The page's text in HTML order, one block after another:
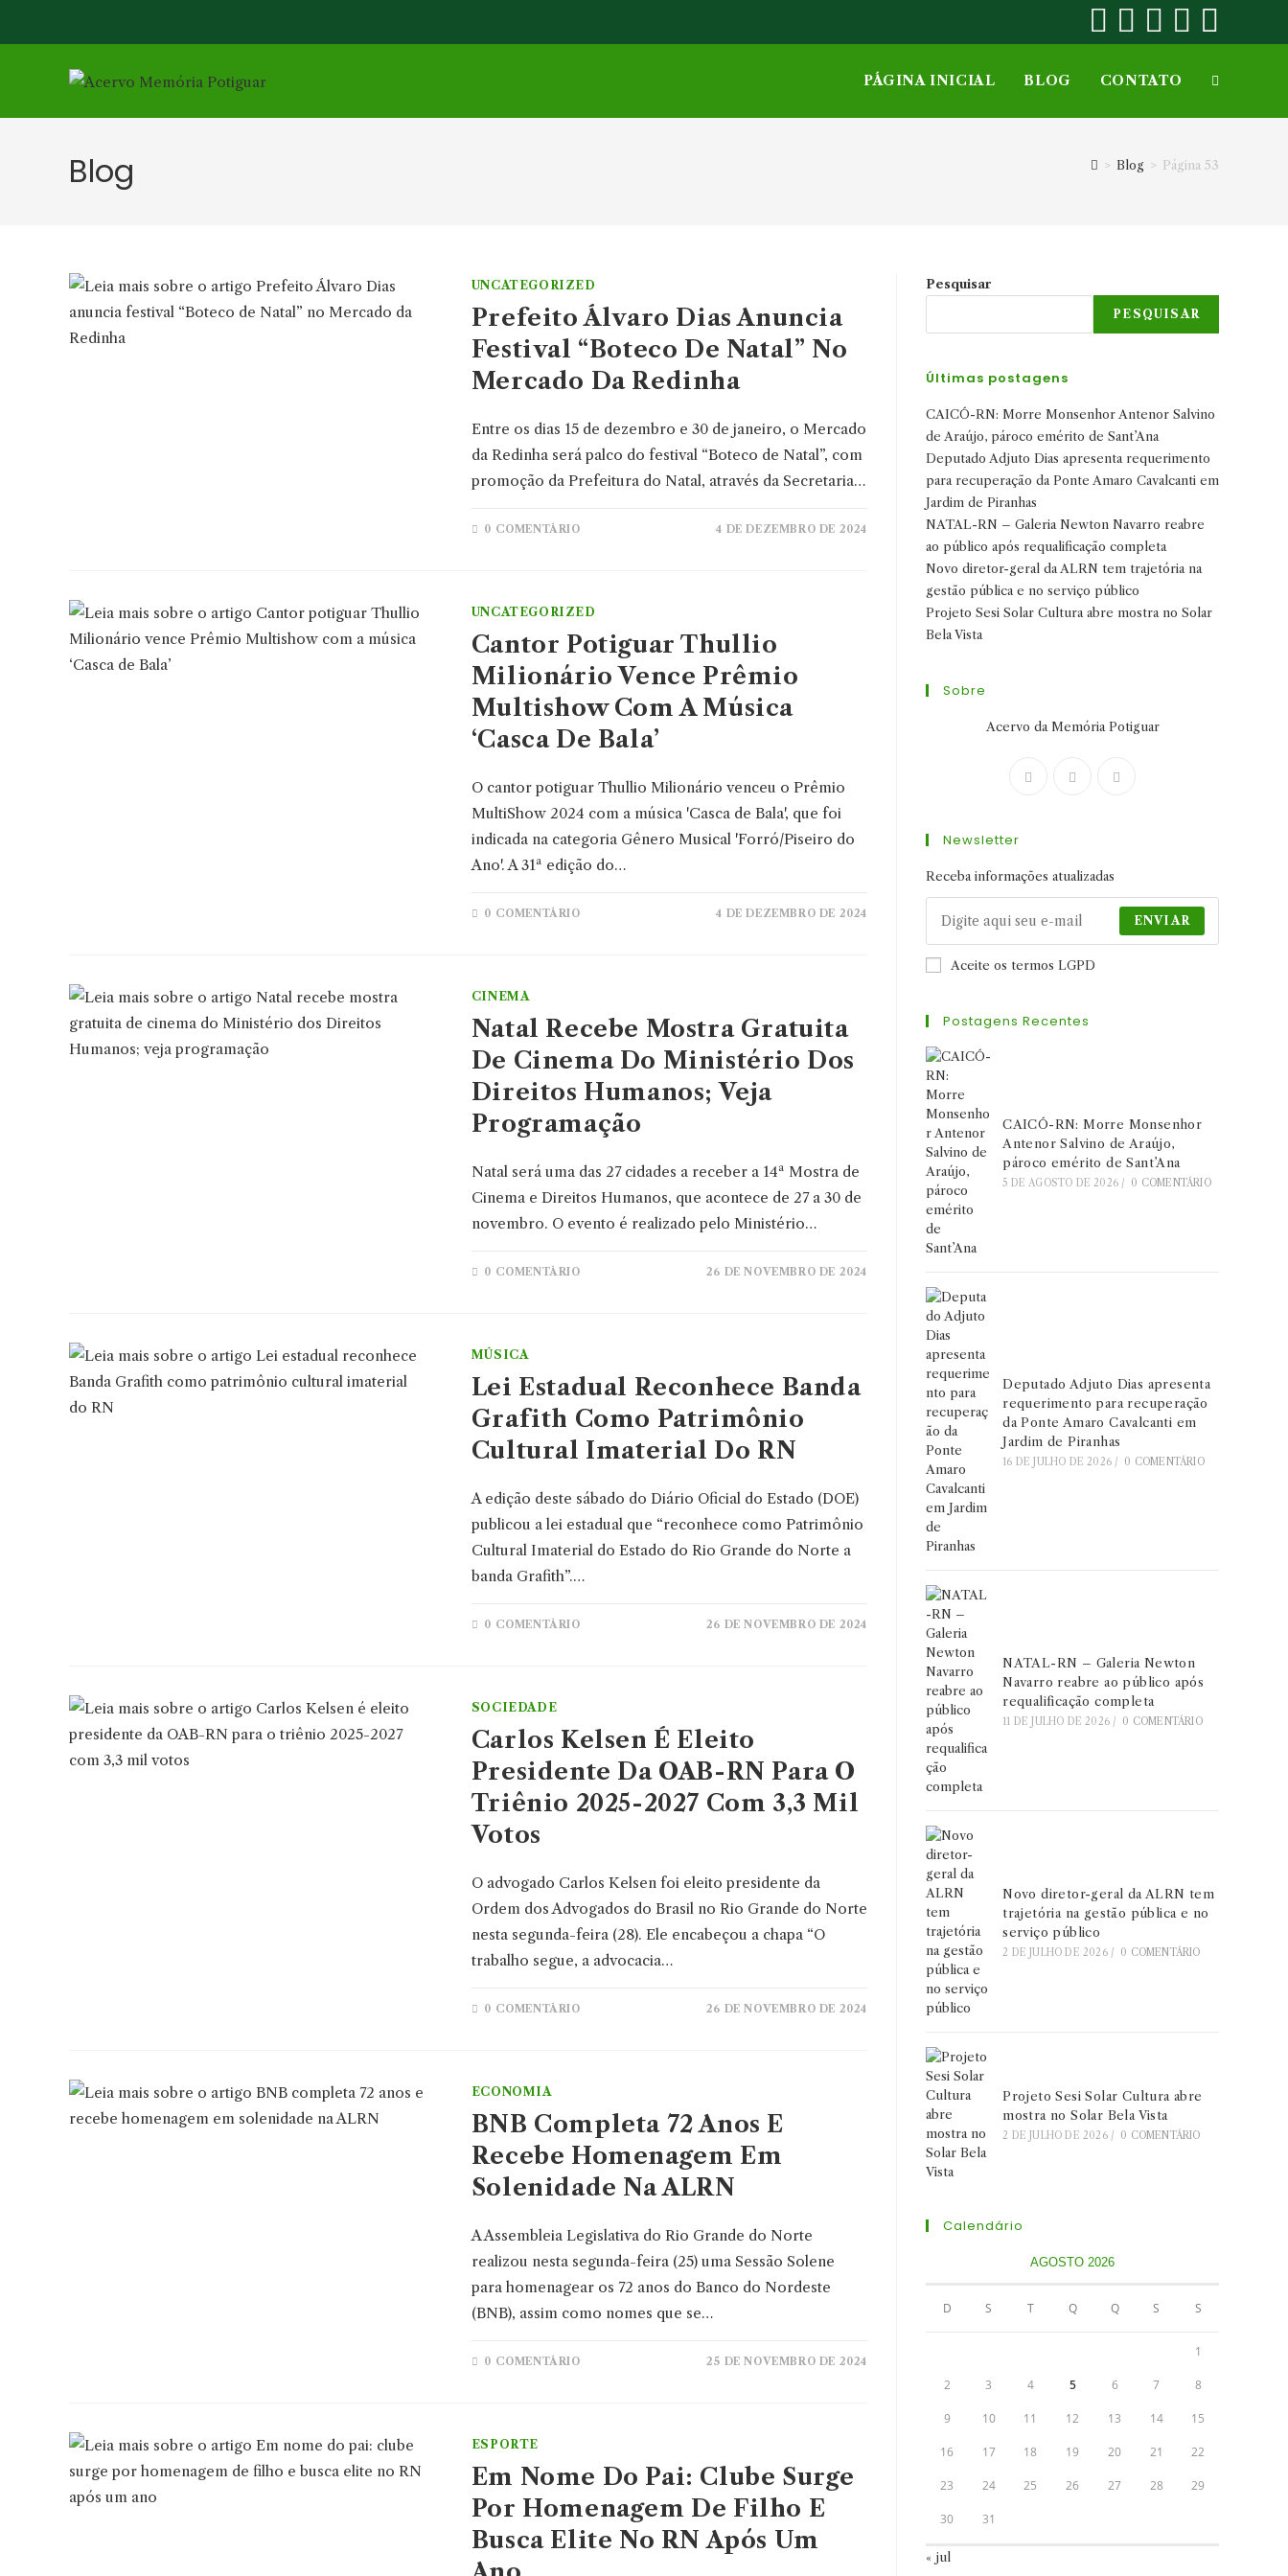
PÁGINA INICIAL BLOG CONTATO ALTERNAR
Blog > Blog > Página 53
UNCATEGORIZED
Prefeito Álvaro Dias Anuncia
Festival “Boteco De Natal” No
Mercado Da Redinha
Entre os dias 15 de dezembro e 30 de janeiro, o Mercado
da Redinha será palco do festival “Boteco de Natal”, com
promoção da Prefeitura do Natal, através da Secretaria…
0 COMENTÁRIO 4 DE DEZEMBRO DE 2024
UNCATEGORIZED
Cantor Potiguar Thullio
Milionário Vence Prêmio
Multishow Com A Música
‘Casca De Bala’
O cantor potiguar Thullio Milionário venceu o Prêmio
MultiShow 2024 com a música 'Casca de Bala', que foi
indicada na categoria Gênero Musical 'Forró/Piseiro do
Ano'. A 31ª edição do…
0 COMENTÁRIO 4 DE DEZEMBRO DE 2024
CINEMA
Natal Recebe Mostra Gratuita
De Cinema Do Ministério Dos
Direitos Humanos; Veja
Programação
Natal será uma das 27 cidades a receber a 14ª Mostra de
Cinema e Direitos Humanos, que acontece de 27 a 30 de
novembro. O evento é realizado pelo Ministério…
0 COMENTÁRIO 26 DE NOVEMBRO DE 2024
MÚSICA
Lei Estadual Reconhece Banda
Grafith Como Patrimônio
Cultural Imaterial Do RN
A edição deste sábado do Diário Oficial do Estado (DOE)
publicou a lei estadual que “reconhece como Patrimônio
Cultural Imaterial do Estado do Rio Grande do Norte a
banda Grafith”.…
0 COMENTÁRIO 26 DE NOVEMBRO DE 2024
SOCIEDADE
Carlos Kelsen É Eleito
Presidente Da OAB-RN Para O
Triênio 2025-2027 Com 3,3 Mil
Votos
O advogado Carlos Kelsen foi eleito presidente da
Ordem dos Advogados do Brasil no Rio Grande do Norte
nesta segunda-feira (28). Ele encabeçou a chapa “O
trabalho segue, a advocacia…
0 COMENTÁRIO 26 DE NOVEMBRO DE 2024
ECONOMIA
BNB Completa 72 Anos E
Recebe Homenagem Em
Solenidade Na ALRN
A Assembleia Legislativa do Rio Grande do Norte
realizou nesta segunda-feira (25) uma Sessão Solene
para homenagear os 72 anos do Banco do Nordeste
(BNB), assim como nomes que se…
0 COMENTÁRIO 25 DE NOVEMBRO DE 2024
ESPORTE
Em Nome Do Pai: Clube Surge
Por Homenagem De Filho E
Busca Elite No RN Após Um
Pesquisar
PESQUISAR
Últimas postagens
CAICÓ-RN: Morre Monsenhor Antenor Salvino
de Araújo, pároco emérito de Sant’Ana
Deputado Adjuto Dias apresenta requerimento
para recuperação da Ponte Amaro Cavalcanti em
Jardim de Piranhas
NATAL-RN – Galeria Newton Navarro reabre
ao público após requalificação completa
Novo diretor-geral da ALRN tem trajetória na
gestão pública e no serviço público
Projeto Sesi Solar Cultura abre mostra no Solar
Bela Vista
Sobre
Acervo da Memória Potiguar
Newsletter
Receba informações atualizadas
ENVIAR
Aceite os termos LGPD
Postagens Recentes
CAICÓ-RN: Morre Monsenhor
Antenor Salvino de Araújo,
pároco emérito de Sant’Ana
5 DE AGOSTO DE 2026 / 0 COMENTÁRIO
Deputado Adjuto Dias apresenta
requerimento para recuperação
da Ponte Amaro Cavalcanti em
Jardim de Piranhas
16 DE JULHO DE 2026 / 0 COMENTÁRIO
NATAL-RN – Galeria Newton
Navarro reabre ao público após
requalificação completa
11 DE JULHO DE 2026 / 0 COMENTÁRIO
Novo diretor-geral da ALRN tem
trajetória na gestão pública e no
serviço público
2 DE JULHO DE 2026 / 0 COMENTÁRIO
Projeto Sesi Solar Cultura abre
mostra no Solar Bela Vista
2 DE JULHO DE 2026 / 0 COMENTÁRIO
Calendário
AGOSTO 2026
D S T Q Q S S
1
2 3 4 5 6 7 8
9 10 11 12 13 14 15
16 17 18 19 20 21 22
23 24 25 26 27 28 29
30 31
« jul